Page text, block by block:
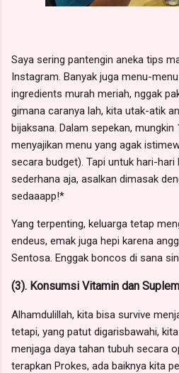
Saya sering pantengin aneka tips
Instagram. Banyak juga menu-
ingredients murah meriah, nggak
gimana caranya lah, kita utak-atik
bijaksana. Dalam sepekan, mungkin
menyajikan menu yang agak
secara budget). Tapi untuk hari-hari
sederhana aja, asalkan dimasak
sedaaapp!*
Yang terpenting, keluarga tetap
endeus, emak juga hepi karena
Sentosa. Enggak boncos di sana
(3). Konsumsi Vitamin dan
Alhamdulillah, kita bisa survive
tetapi, yang patut digarisbawahi,
menjaga daya tahan tubuh secara
terapkan Prokes, ada baiknya kita